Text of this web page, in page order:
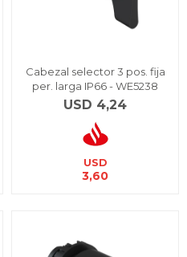
Cabezal selector 3 pos. fija
per. larga IP66 - WE5238
USD 4,24
USD
3,60